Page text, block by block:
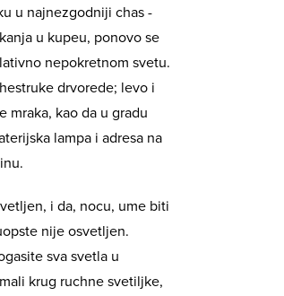
u najnezgodniji chas -
u kupeu, ponovo se
nepokretnom svetu.
drvorede; levo i
mraka, kao da u gradu
lampa i adresa na
i da, nocu, ume biti
nije osvetljen.
sva svetla u
krug ruchne svetiljke,